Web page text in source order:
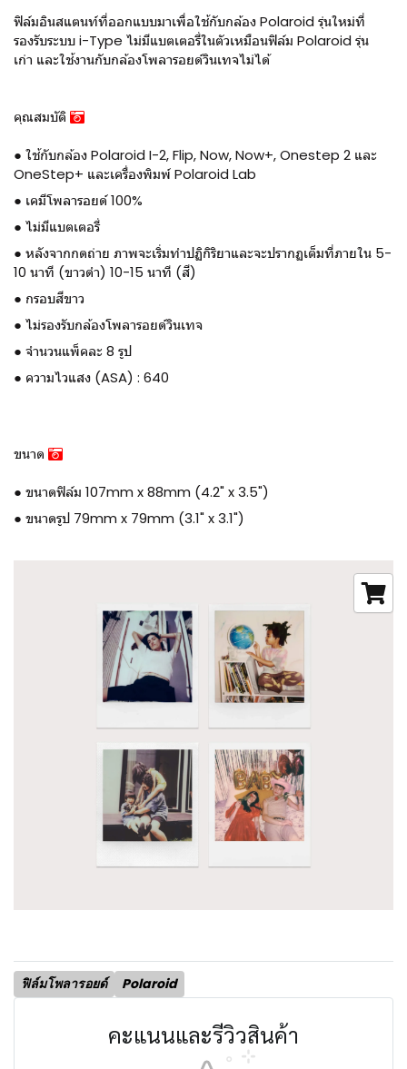
ฟิล์มอินสแตนท์ที่ออกแบบมาเพื่อใช้กับกล้อง Polaroid รุ่นใหม่ที่
รองรับระบบ i-Type ไม่มีแบตเตอรี่ในตัวเหมือนฟิล์ม Polaroid รุ่น
เก่า และใช้งานกับกล้องโพลารอยด์วินเทจไม่ได้
คุณสมบัติ
● ใช้กับกล้อง Polaroid I-2, Flip, Now, Now+, Onestep 2 และ
OneStep+ และเครื่องพิมพ์ Polaroid Lab
● เคมีโพลารอยด์ 100%
● ไม่มีแบตเตอรี่
● หลังจากกดถ่าย ภาพจะเริ่มทำปฏิกิริยาและจะปรากฏเต็มที่ภายใน 5-
10 นาที (ขาวดำ) 10-15 นาที (สี)
● กรอบสีขาว
● ไม่รองรับกล้องโพลารอยด์วินเทจ
● จำนวนแพ็คละ 8 รูป
● ความไวแสง (ASA) : 640
ขนาด
● ขนาดฟิล์ม 107mm x 88mm (4.2" x 3.5")
● ขนาดรูป 79mm x 79mm (3.1" x 3.1")
ฟิล์มโพลารอยด์ Polaroid
คะแนนและรีวิวสินค้า